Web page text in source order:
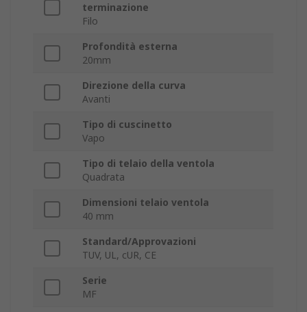
terminazione
Filo
Profondità esterna
20mm
Direzione della curva
Avanti
Tipo di cuscinetto
Vapo
Tipo di telaio della ventola
Quadrata
Dimensioni telaio ventola
40 mm
Standard/Approvazioni
TUV, UL, cUR, CE
Serie
MF